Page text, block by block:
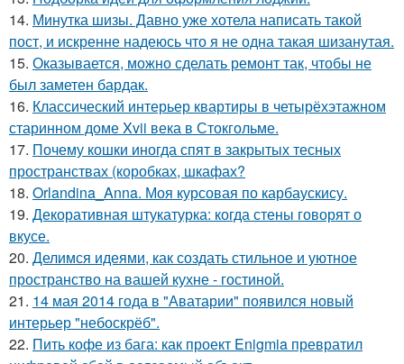
14. Минутка шизы. Давно уже хотела написать такой
пост, и искренне надеюсь что я не одна такая шизанутая.
15. Оказывается, можно сделать ремонт так, чтобы не
был заметен бардак.
16. Классический интерьер квартиры в четырёхэтажном
старинном доме Xvii века в Стокгольме.
17. Почему кошки иногда спят в закрытых тесных
пространствах (коробках, шкафах?
18. Orlandina_Anna. Моя курсовая по карбаускису.
19. Декоративная штукатурка: когда стены говорят о
вкусе.
20. Делимся идеями, как создать стильное и уютное
пространство на вашей кухне - гостиной.
21. 14 мая 2014 года в "Аватарии" появился новый
интерьер "небоскрёб".
22. Пить кофе из бага: как проект Enigmia превратил